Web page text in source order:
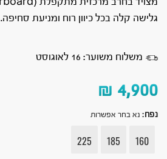
גלישה קלה בכל כיוון רוח ומניעת סחיפה.
משלוח משוער: 16 לאוגוסט
₪ 4,900
נפח: נא בחר אפשרות
160
185
225